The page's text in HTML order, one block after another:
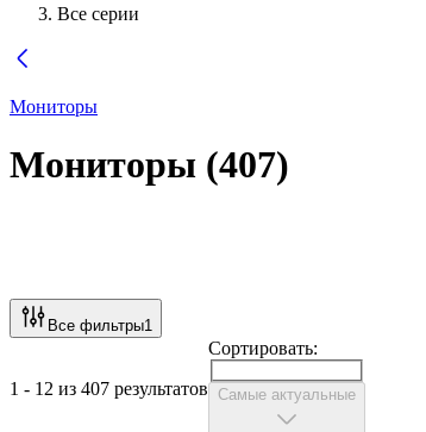
Все серии
Мониторы
Мониторы (407)
Все фильтры1
1 - 12 из 407 результатов
Сортировать:
Самые актуальные